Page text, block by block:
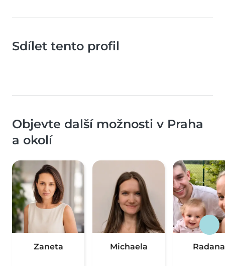
Sdílet tento profil
Objevte další možnosti v Praha
a okolí
Zaneta Michaela Radana